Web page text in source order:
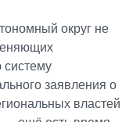
округ не
заявления о
властей